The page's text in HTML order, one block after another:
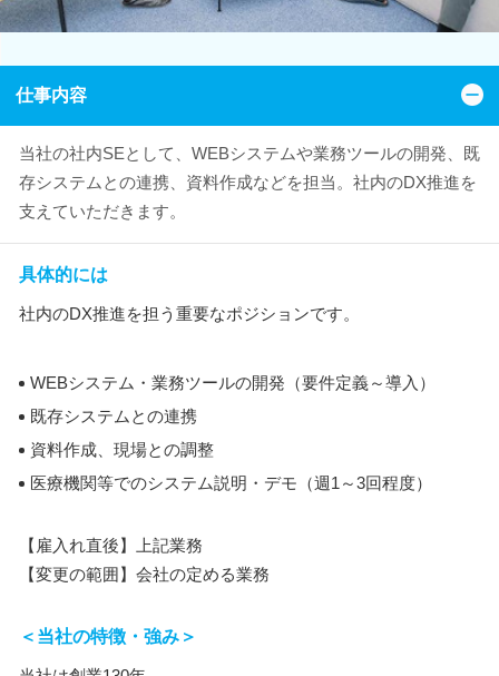
仕事内容
当社の社内SEとして、WEBシステムや業務ツールの開発、既
存システムとの連携、資料作成などを担当。社内のDX推進を
支えていただきます。
具体的には
社内のDX推進を担う重要なポジションです。
WEBシステム・業務ツールの開発（要件定義～導入）
既存システムとの連携
資料作成、現場との調整
医療機関等でのシステム説明・デモ（週1～3回程度）
【雇入れ直後】上記業務
【変更の範囲】会社の定める業務
＜当社の特徴・強み＞